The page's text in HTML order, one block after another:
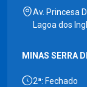
Av. Princesa
Lagoa dos
MINAS SERRA
2ª: Fechado